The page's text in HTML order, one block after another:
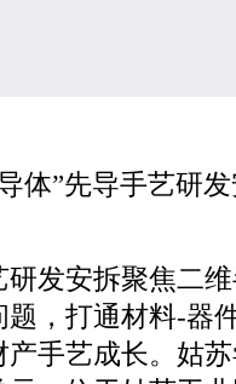
体”先导手艺研
发安拆聚焦二维
，打通材料-器
手艺成长。姑